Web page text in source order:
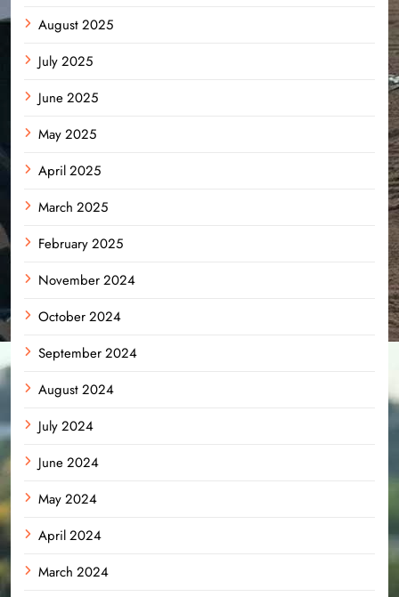
August 2025
July 2025
June 2025
May 2025
April 2025
March 2025
February 2025
November 2024
October 2024
September 2024
August 2024
July 2024
June 2024
May 2024
April 2024
March 2024